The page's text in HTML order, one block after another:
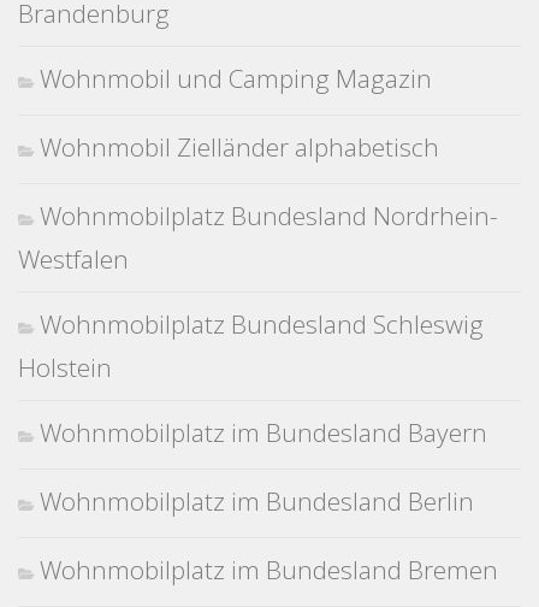
Brandenburg
Wohnmobil und Camping Magazin
Wohnmobil Zielländer alphabetisch
Wohnmobilplatz Bundesland Nordrhein-
Westfalen
Wohnmobilplatz Bundesland Schleswig
Holstein
Wohnmobilplatz im Bundesland Bayern
Wohnmobilplatz im Bundesland Berlin
Wohnmobilplatz im Bundesland Bremen